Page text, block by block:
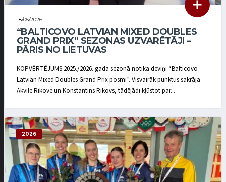
18/05/2026
“BALTICOVO LATVIAN MIXED DOUBLES
GRAND PRIX” SEZONAS UZVARĒTĀJI –
PĀRIS NO LIETUVAS
KOPVĒRTĒJUMS 2025./2026. gada sezonā notika deviņi “Balticovo
Latvian Mixed Doubles Grand Prix posmi”. Visvairāk punktus sakrāja
Akvile Rikove un Konstantins Rikovs, tādējādi kļūstot par...
2026